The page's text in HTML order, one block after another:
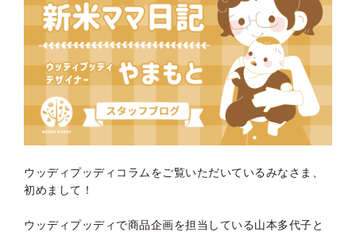
ウッディプッディコラムをご覧いただいているみなさま、
初めまして！
ウッディプッディで商品企画を担当している山本多代子と